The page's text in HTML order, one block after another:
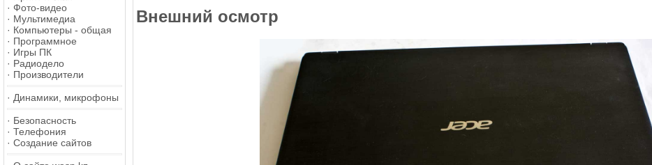
· Фото-видео
· Мультимедиа
· Компьютеры - общая
· Программное
· Игры ПК
· Радиодело
· Производители
· Динамики, микрофоны
· Безопасность
· Телефония
· Создание сайтов
Внешний осмотр